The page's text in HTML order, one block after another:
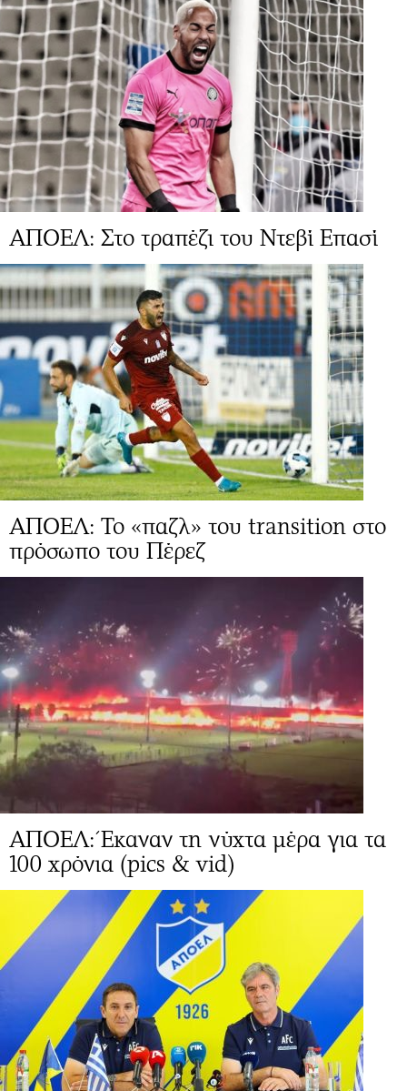
ΑΠΟΕΛ: Στο τραπέζι του Ντεβί Επασί
ΑΠΟΕΛ: To «παζλ» του transition στο
πρόσωπο του Πέρεζ
ΑΠΟΕΛ: Έκαναν τη νύχτα μέρα για τα
100 χρόνια (pics & vid)